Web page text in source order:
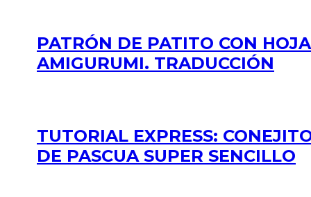
PATRÓN DE PATITO CON HOJA
AMIGURUMI. TRADUCCIÓN
TUTORIAL EXPRESS:
DE PASCUA SUPER SENCILLO